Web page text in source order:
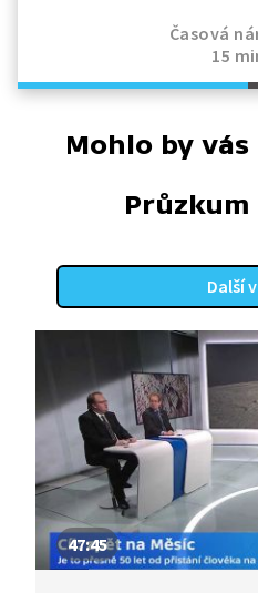
Časová
15
Mohlo by
Další
47:45